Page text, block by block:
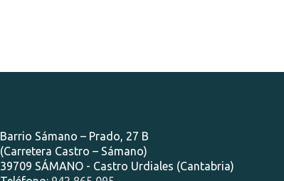
Barrio Sámano – Prado, 27 B
(Carretera Castro – Sámano)
39709 SÁMANO - Castro Urdiales (Cantabria)